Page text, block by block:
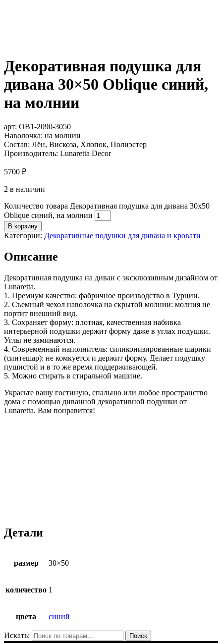
Декоративная подушка для
дивана 30×50 Oblique синий,
на молнии
арт: OB1-2090-3050
Наволочка: на молнии
Состав: Лён, Вискоза, Хлопок, Полиэстер
Производитель: Lunaretta Decor
5700 ₽
2 в наличии
Количество товара Декоративная подушка для дивана 30x50
Oblique синий, на молнии
В корзину
Категории: Декоративные подушки для дивана и кровати
Описание
Декоративная подушка на диван с эксклюзивным дизайном от
Lunaretta.
1. Премиум качество: фабричное производство в Турции.
2. Съемный чехол наволочка на скрытой молнии: молния не
портит внешний вид.
3. Сохраняет форму: плотная, качественная набивка
интерьерной подушки держит форму даже в углах подушки.
Углы не заминаются.
4. Современный наполнитель: cиликонизированные шарики
(синтешар): не комкуется и держит форму. Делает подушку
пушистой и в то же время поддерживающей.
5. Можно стирать в стиральной машине.
Украсьте вашу гостиную, спальню или любое пространство
дома с помощью диванной декоративной подушки от
Lunaretta. Вам понравится!
Детали
размер 30×50
количество 1
цвета синий
Искать: Поиск